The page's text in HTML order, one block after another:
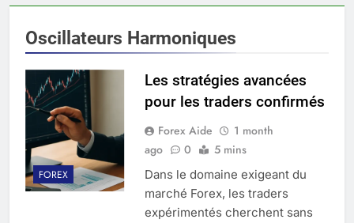
Oscillateurs Harmoniques
FOREX
Les stratégies avancées
pour les traders confirmés
Forex Aide
1 month
ago
0 5 mins
Dans le domaine exigeant du
marché Forex, les traders
expérimentés cherchent sans